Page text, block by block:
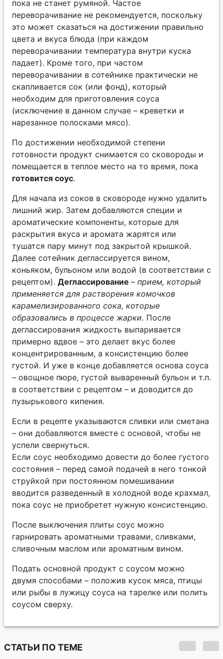
пока не станет румяной. Частое
переворачивание не рекомендуется, поскольку
это может сказаться на достижении правильно
цвета и вкуса блюда (при каждом
переворачивании температура внутри куска
падает). Кроме того, при частом
переворачивании в сотейнике практически не
скапливается сок (или фонд), который
необходим для приготовления соуса
(исключение в данном случае – креветки и
нарезанное полосками мясо).
По достижении необходимой степени
готовности продукт снимается со сковороды и
помещается в теплое место на то время, пока
готовится соус.
Для начала из соков в сковороде нужно удалить
лишний жир. Затем добавляются специи и
ароматические компоненты, которые для
раскрытия вкуса и аромата жарятся или
тушатся пару минут под закрытой крышкой.
Далее сотейник деглассируется вином,
коньяком, бульоном или водой (в соответствии с
рецептом). Деглассирование – прием, который
применяется для растворения комочков
карамелизированного сока, которые
образовались в процессе жарки. После
деглассирования жидкость выпаривается
примерно вдвое – это делает вкус более
концентрированным, а консистенцию более
густой. И уже в конце добавляется основа соуса
– овощное пюре, густой вываренный бульон и т.п.
в соответствии с рецептом – и доводится до
пузырькового кипения.
Если в рецепте указываются сливки или сметана
– они добавляются вместе с основой, чтобы не
успели свернуться.
Если соус необходимо довести до более густого
состояния – перед самой подачей в него тонкой
струйкой при постоянном помешивании
вводится разведенный в холодной воде крахмал,
пока соус не приобретет нужную консистенцию.
После выключения плиты соус можно
гарнировать ароматными травами, сливками,
сливочным маслом или ароматным вином.
Подать основной продукт с соусом можно
двумя способами – положив кусок мяса, птицы
или рыбы в лужицу соуса на тарелке или полить
соусом сверху.
СТАТЬИ ПО ТЕМЕ